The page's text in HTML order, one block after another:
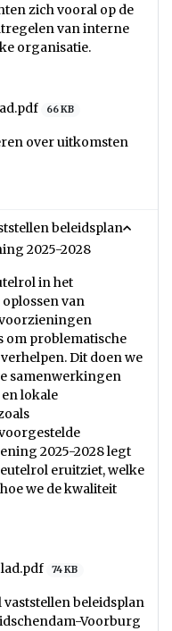
zich vooral op de
van interne
organisatie.
66 KB
over uitkomsten
beleidsplan
2025-2028
in het
van
om problematische
Dit doen we
samenwerkingen
lokale
2025-2028 legt
eruitziet, welke
we de kwaliteit
74 KB
beleidsplan
Voorburg